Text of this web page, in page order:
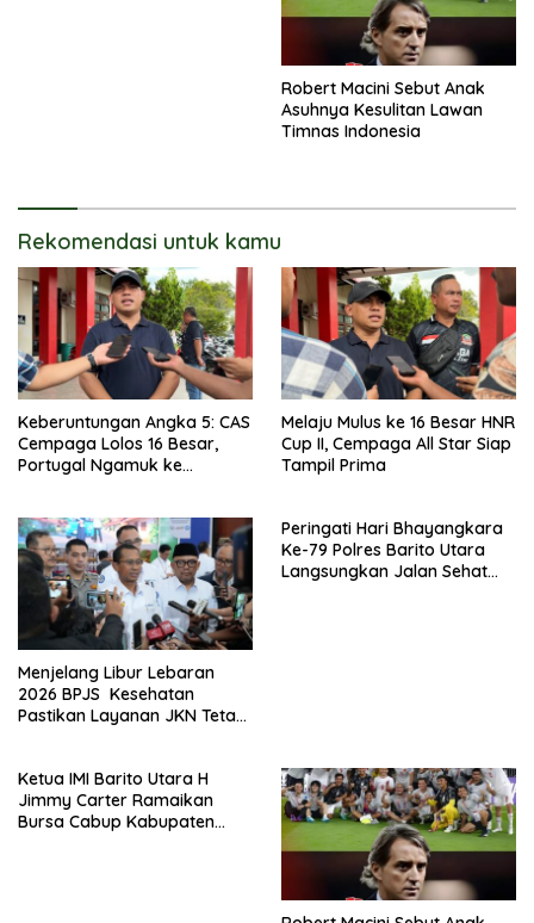
Robert Macini Sebut Anak
Asuhnya Kesulitan Lawan
Timnas Indonesia
Rekomendasi untuk kamu
Keberuntungan Angka 5: CAS
Cempaga Lolos 16 Besar,
Portugal Ngamuk ke
Melaju Mulus ke 16 Besar HNR
Cup II, Cempaga All Star Siap
Tampil Prima
Menjelang Libur Lebaran
2026 BPJS Kesehatan
Pastikan Layanan JKN Tetap
Peringati Hari Bhayangkara
Ke-79 Polres Barito Utara
Langsungkan Jalan Sehat
Ketua IMI Barito Utara H
Jimmy Carter Ramaikan
Bursa Cabup Kabupaten